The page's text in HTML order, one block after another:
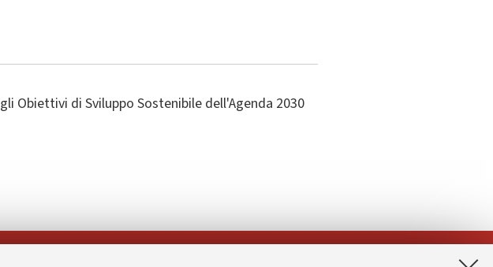
Obiettivi di Sviluppo Sostenibile dell'Agenda 2030